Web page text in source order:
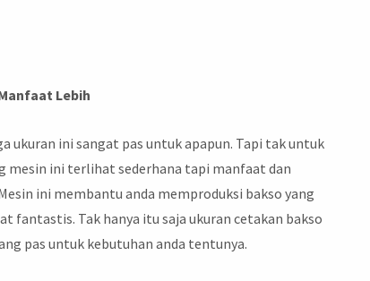
Lebih
ukuran ini sangat pas untuk apapun. Tapi tak untuk
mesin ini terlihat sederhana tapi manfaat dan
ini membantu anda memproduksi bakso yang
fantastis. Tak hanya itu saja ukuran cetakan bakso
pas untuk kebutuhan anda tentunya.